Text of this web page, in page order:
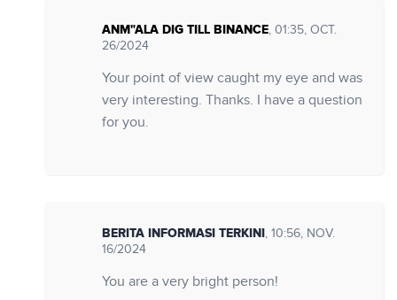
ANM"ALA DIG TILL BINANCE, 01:35, OCT.
26/2024
Your point of view caught my eye and was
very interesting. Thanks. I have a question
for you.
BERITA INFORMASI TERKINI, 10:56, NOV.
16/2024
You are a very bright person!